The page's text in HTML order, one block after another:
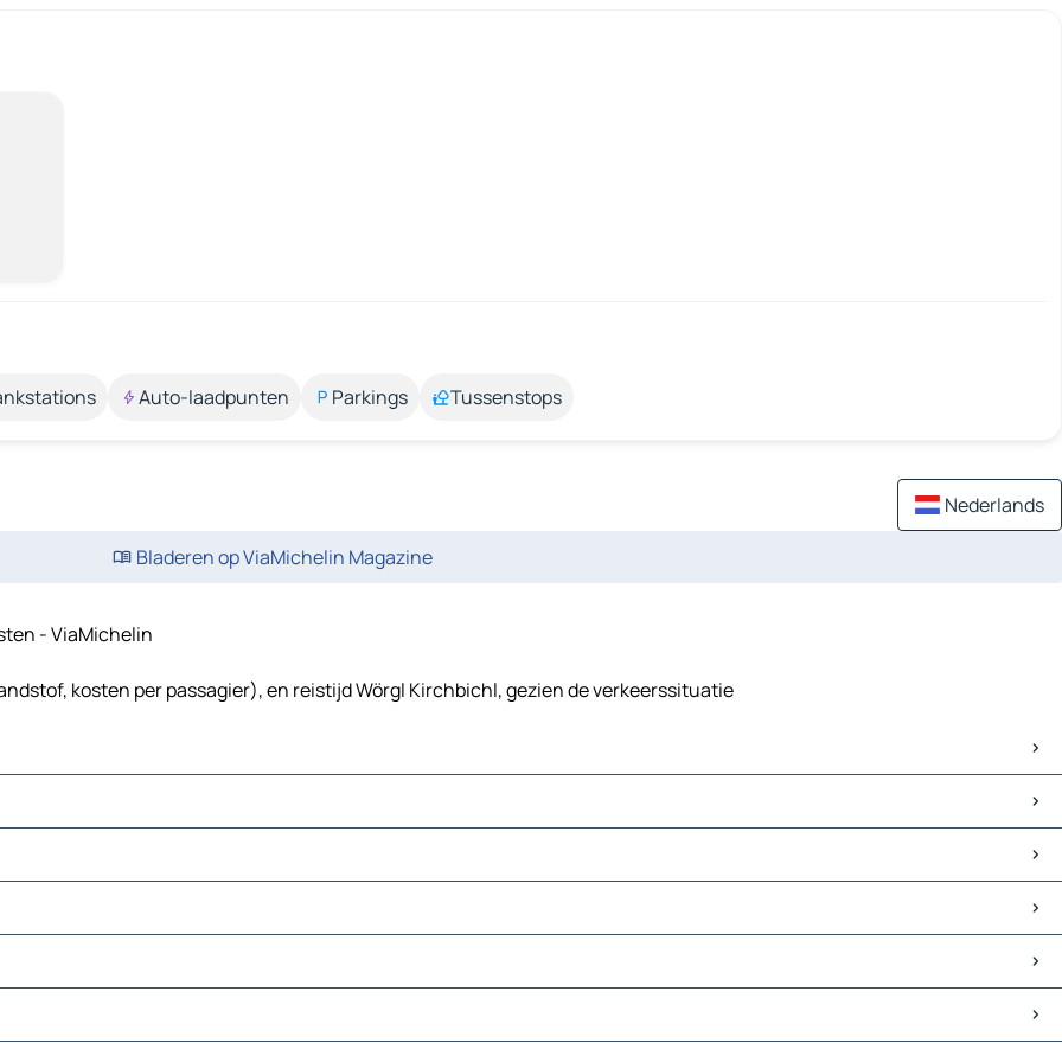
Auto-laadpunten Parkings Tussenstops
Nederlands
Bladeren op ViaMichelin Magazine
- ViaMichelin
kosten per passagier), en reistijd Wörgl Kirchbichl, gezien de verkeerssituatie